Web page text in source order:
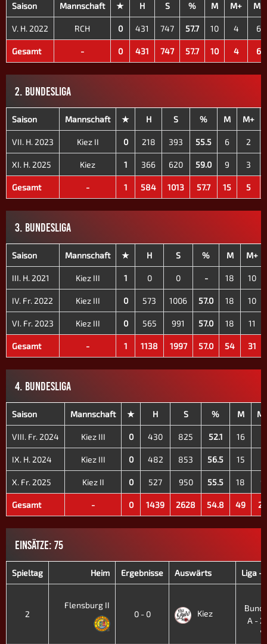
Saison Mannschaft ★ H S % M M+ M-
V. H. 2022 RCH 0 431 747 57.7 10 4 6
Gesamt - 0 431 747 57.7 10 4 6
2. BUNDESLIGA
Saison Mannschaft ★ H S % M M+
VII. H. 2023 Kiez II 0 218 393 55.5 6 2
XI. H. 2025 Kiez 1 366 620 59.0 9 3
Gesamt - 1 584 1013 57.7 15 5
3. BUNDESLIGA
Saison Mannschaft ★ H S % M M+
III. H. 2021 Kiez III 1 0 0 - 18 10
IV. Fr. 2022 Kiez III 0 573 1006 57.0 18 10
VI. Fr. 2023 Kiez III 0 565 991 57.0 18 11
Gesamt - 1 1138 1997 57.0 54 31
4. BUNDESLIGA
Saison Mannschaft ★ H S % M
VIII. Fr. 2024 Kiez III 0 430 825 52.1 16
IX. H. 2024 Kiez III 0 482 853 56.5 15
X. Fr. 2025 Kiez II 0 527 950 55.5 18 9
Gesamt - 0 1439 2628 54.8 49
EINSÄTZE: 75
Spieltag Heim Ergebnisse Auswärts Liga -
2
Flensburg II
0 - 0
Kiez
A -